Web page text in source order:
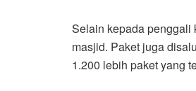
Selain kepada penggali
masjid. Paket juga
1.200 lebih paket yang